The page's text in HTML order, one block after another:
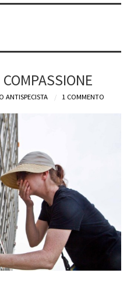
ANTISPECISTA 1 COMMENTO